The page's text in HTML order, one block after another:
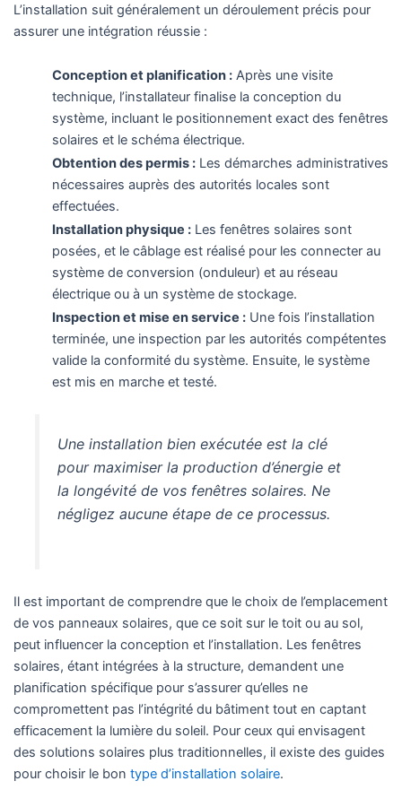
L’installation suit généralement un déroulement précis pour
assurer une intégration réussie :
Conception et planification : Après une visite
technique, l’installateur finalise la conception du
système, incluant le positionnement exact des fenêtres
solaires et le schéma électrique.
Obtention des permis : Les démarches administratives
nécessaires auprès des autorités locales sont
effectuées.
Installation physique : Les fenêtres solaires sont
posées, et le câblage est réalisé pour les connecter au
système de conversion (onduleur) et au réseau
électrique ou à un système de stockage.
Inspection et mise en service : Une fois l’installation
terminée, une inspection par les autorités compétentes
valide la conformité du système. Ensuite, le système
est mis en marche et testé.
Une installation bien exécutée est la clé
pour maximiser la production d’énergie et
la longévité de vos fenêtres solaires. Ne
négligez aucune étape de ce processus.
Il est important de comprendre que le choix de l’emplacement
de vos panneaux solaires, que ce soit sur le toit ou au sol,
peut influencer la conception et l’installation. Les fenêtres
solaires, étant intégrées à la structure, demandent une
planification spécifique pour s’assurer qu’elles ne
compromettent pas l’intégrité du bâtiment tout en captant
efficacement la lumière du soleil. Pour ceux qui envisagent
des solutions solaires plus traditionnelles, il existe des guides
pour choisir le bon type d’installation solaire.